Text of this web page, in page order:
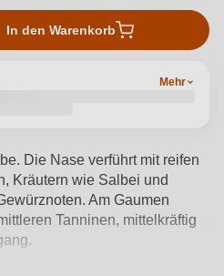
In den Warenkorb
Mehr
Die Nase verführt mit reifen
Kräutern wie Salbei und
Am Gaumen
Tanninen, mittelkräftig